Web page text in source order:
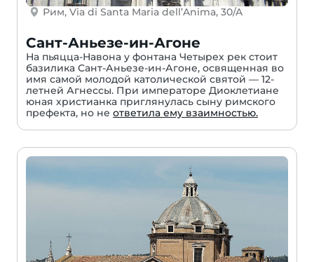
Рим, Via di Santa Maria dell’Anima, 30/A
Сант-Аньезе-ин-Агоне
На пьяцца-Навона у фонтана Четырех рек стоит
базилика Сант-Аньезе-ин-Агоне, освященная во
имя самой молодой католической святой — 12-
летней Агнессы. При императоре Диоклетиане
юная христианка приглянулась сыну римского
префекта, но не ответила ему взаимностью.